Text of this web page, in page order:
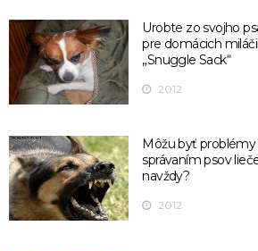
Urobte zo svojho
pre domácich
„Snuggle Sack“
2012
Môžu byť problémy
správaním psov
navždy?
2012